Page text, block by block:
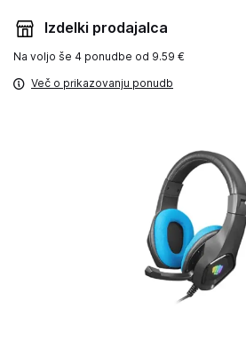
Izdelki prodajalca
Na voljo še 4 ponudbe od 9.59 €
Več o prikazovanju ponudb